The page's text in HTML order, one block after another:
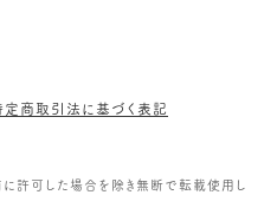
定商取引法に基づく表記
許可した場合を除き無断で転載使用し